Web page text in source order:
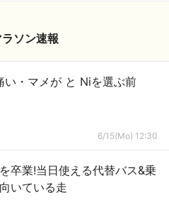
ラソン速報
・マメが と Niを選ぶ前
6/15(Mo) 12:30
卒業!当日使える代替バス&乗
いている走